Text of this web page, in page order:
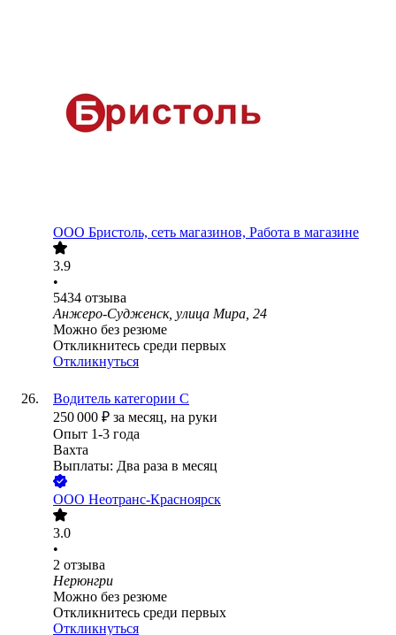
ООО Бристоль, сеть магазинов, Работа в магазине
3.9
•
5434 отзыва
Анжеро-Судженск, улица Мира, 24
Можно без резюме
Откликнитесь среди первых
Откликнуться
Водитель категории С
250 000 ₽ за месяц, на руки
Опыт 1-3 года
Вахта
Выплаты: Два раза в месяц
ООО Неотранс-Красноярск
3.0
•
2 отзыва
Нерюнгри
Можно без резюме
Откликнитесь среди первых
Откликнуться